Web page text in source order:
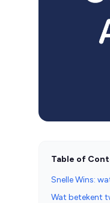
Table of
Snelle Wins:
Wat betekent